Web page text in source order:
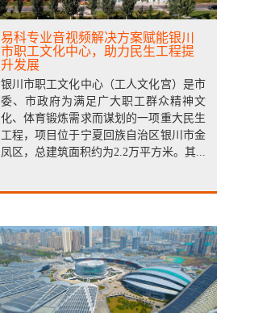
易科专业音视频解决方案赋能银川
市职工文化中心，助力民生工程提
升发展
银川市职工文化中心（工人文化宫）是市
委、市政府为满足广大职工群众精神文
化、体育锻炼需求而谋划的一项重大民生
工程，项目位于宁夏回族自治区银川市金
凤区，总建筑面积约为2.2万平方米。其...